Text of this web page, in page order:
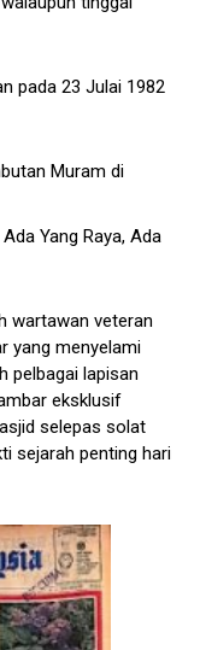
pada 23 Julai 1982
Muram di
Yang Raya, Ada
wartawan veteran
yang menyelami
pelbagai lapisan
eksklusif
selepas solat
sejarah penting hari